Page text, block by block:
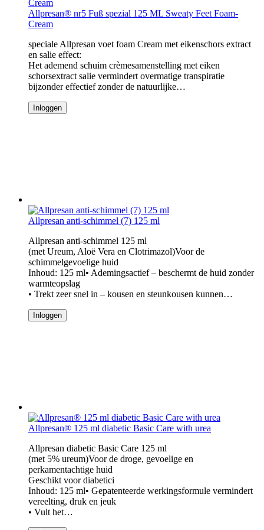
Allpresan® nr5 Fuß spezial 125 ML Sweaty Feet Foam-
Cream
speciale Allpresan voet foam Cream met eikenschors extract
en salie effect:
Het ademend schuim crèmesamenstelling met eiken
schorsextract salie vermindert overmatige transpiratie
bijzonder effectief zonder de natuurlijke…
Inloggen
Allpresan anti-schimmel (7) 125 ml
Allpresan anti-schimmel 125 ml
(met Ureum, Aloë Vera en Clotrimazol)Voor de
schimmelgevoelige huid
Inhoud: 125 ml• Ademingsactief – beschermt de huid zonder
warmteopslag
• Trekt zeer snel in – kousen en steunkousen kunnen…
Inloggen
Allpresan® 125 ml diabetic Basic Care with urea
Allpresan diabetic Basic Care 125 ml
(met 5% ureum)Voor de droge, gevoelige en
perkamentachtige huid
Geschikt voor diabetici
Inhoud: 125 ml• Gepatenteerde werkingsformule vermindert
vereelting, druk en jeuk
• Vult het…